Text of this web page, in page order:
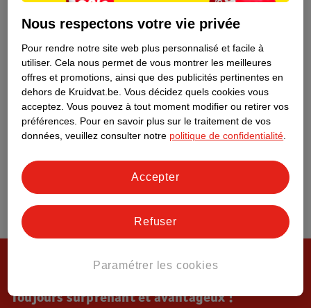
Toujours surprenant et avantageux !
Nous respectons votre vie privée
Pour rendre notre site web plus personnalisé et facile à
utiliser. Cela nous permet de vous montrer les meilleures
offres et promotions, ainsi que des publicités pertinentes en
dehors de Kruidvat.be. Vous décidez quels cookies vous
acceptez. Vous pouvez à tout moment modifier ou retirer vos
préférences. Pour en savoir plus sur le traitement de vos
données, veuillez consulter notre politique de confidentialité
Paramétrer les cookies
Refuser
Accepter